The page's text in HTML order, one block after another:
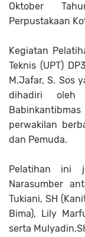
Oktober
Perpustakaan
Kegiatan
Teknis (UPT)
M.Jafar, S. Sos
dihadiri oleh
perwakilan
dan Pemuda.
Pelatihan ini
Narasumber
Tukiani, SH
Bima), Lily
serta